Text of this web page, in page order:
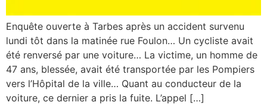
Enquête ouverte à Tarbes après un accident survenu
lundi tôt dans la matinée rue Foulon… Un cycliste avait
été renversé par une voiture… La victime, un homme de
47 ans, blessée, avait été transportée par les Pompiers
vers l’Hôpital de la ville… Quant au conducteur de la
voiture, ce dernier a pris la fuite. L’appel […]